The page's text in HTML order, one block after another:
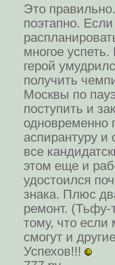
Это
поэтапно.
многое
герой
получить
Москвы по
поступить и
одновременно
аспирантуру и
все
этом еще и
удостоился
знака. Плюс
ремонт.
тому, что если
смогут и
Успехов!!!